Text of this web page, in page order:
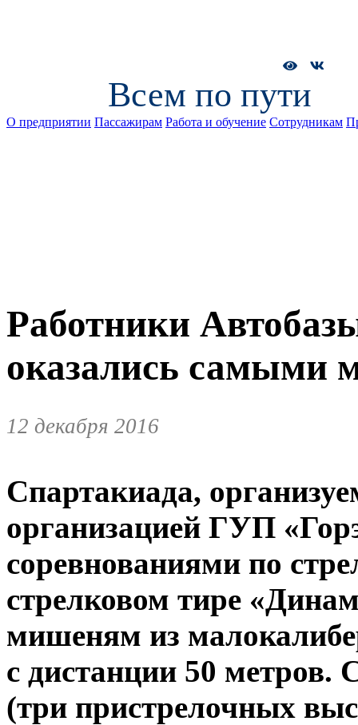
Всем по пути
О предприятии Пассажирам Работа и обучение Сотрудникам
Работники
оказались самыми
12 декабря 2016
Спартакиада,
организацией ГУП
соревнованиями по
стрелковом тире
мишеням из
с дистанции 50 метров.
(три пристрелочных